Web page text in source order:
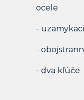
ocele
-
-
- dva kľúče